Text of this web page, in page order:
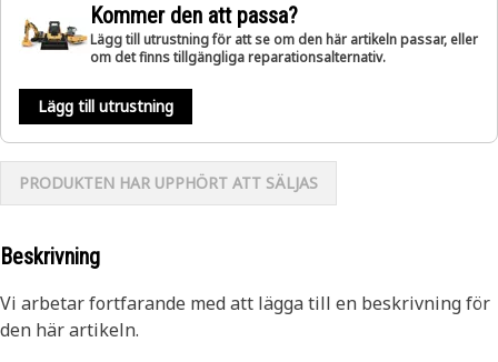
Kommer den att passa?
Lägg till utrustning för att se om den här artikeln passar, eller
om det finns tillgängliga reparationsalternativ.
Lägg till utrustning
PRODUKTEN HAR UPPHÖRT ATT SÄLJAS
Beskrivning
Vi arbetar fortfarande med att lägga till en beskrivning för
den här artikeln.